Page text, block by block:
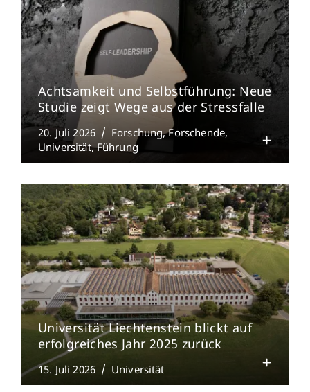
Achtsamkeit und Selbstführung: Neue
Studie zeigt Wege aus der Stressfalle
20. Juli 2026 Forschung Forschende
Universität Führung
Universität Liechtenstein blickt auf
erfolgreiches Jahr 2025 zurück
15. Juli 2026 Universität